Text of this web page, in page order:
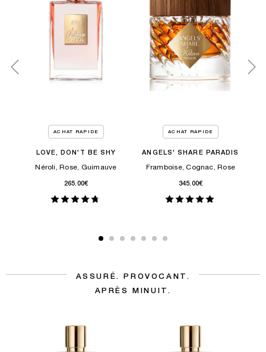
ACHAT RAPIDE
LOVE, DON'T BE SHY
Néroli, Rose, Guimauve
265.00€
ACHAT RAPIDE
ANGELS' SHARE PARADIS
Framboise, Cognac, Rose
345.00€
ASSURÉ. PROVOCANT.
APRÈS MINUIT.